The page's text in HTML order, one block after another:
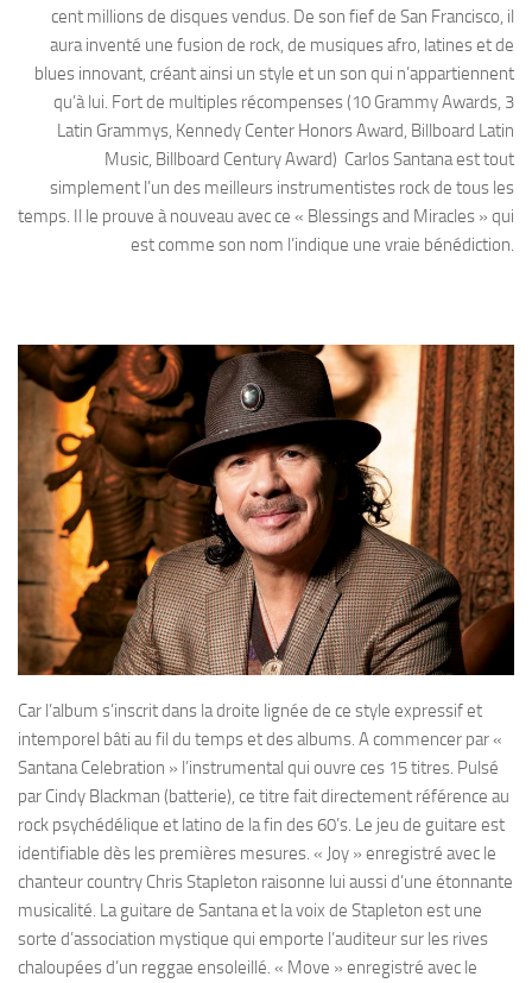
cent millions de disques vendus. De son fief de San Francisco, il
aura inventé une fusion de rock, de musiques afro, latines et de
blues innovant, créant ainsi un style et un son qui n’appartiennent
qu’à lui. Fort de multiples récompenses (10 Grammy Awards, 3
Latin Grammys, Kennedy Center Honors Award, Billboard Latin
Music, Billboard Century Award) Carlos Santana est tout
simplement l’un des meilleurs instrumentistes rock de tous les
temps. Il le prouve à nouveau avec ce « Blessings and Miracles » qui
est comme son nom l’indique une vraie bénédiction.
Car l’album s’inscrit dans la droite lignée de ce style expressif et
intemporel bâti au fil du temps et des albums. A commencer par «
Santana Celebration » l’instrumental qui ouvre ces 15 titres. Pulsé
par Cindy Blackman (batterie), ce titre fait directement référence au
rock psychédélique et latino de la fin des 60’s. Le jeu de guitare est
identifiable dès les premières mesures. « Joy » enregistré avec le
chanteur country Chris Stapleton raisonne lui aussi d’une étonnante
musicalité. La guitare de Santana et la voix de Stapleton est une
sorte d’association mystique qui emporte l’auditeur sur les rives
chaloupées d’un reggae ensoleillé. « Move » enregistré avec le